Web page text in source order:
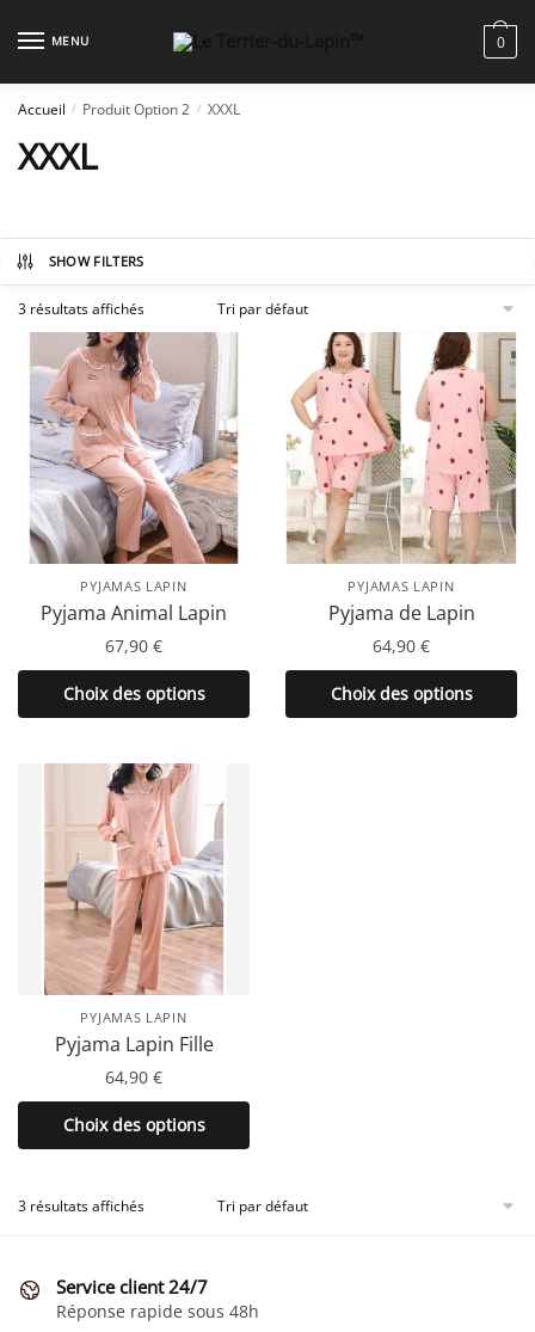
MENU 0
Accueil / Produit Option 2 / XXXL
XXXL
SHOW FILTERS
3 résultats affichés
PYJAMAS LAPIN
Pyjama Animal Lapin
67,90 €
Choix des options
Ce
produit
plusieurs
variations.
Les
options
peuvent
être
choisies
sur
la
page
du
produit
PYJAMAS LAPIN
Pyjama de Lapin
64,90 €
Choix des options
Ce
produit
PYJAMAS LAPIN
Pyjama Lapin Fille
64,90 €
Choix des options
Ce
produit
plusieurs
options
peuvent
3 résultats affichés
Service client 24/7
Réponse rapide sous 48h